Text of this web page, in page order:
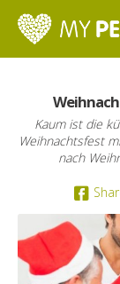
Kaum ist die
Weihnachtsfest
nach